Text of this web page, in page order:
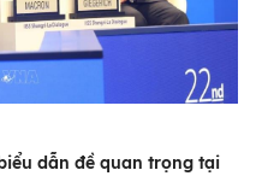
dẫn đề quan trọng tại